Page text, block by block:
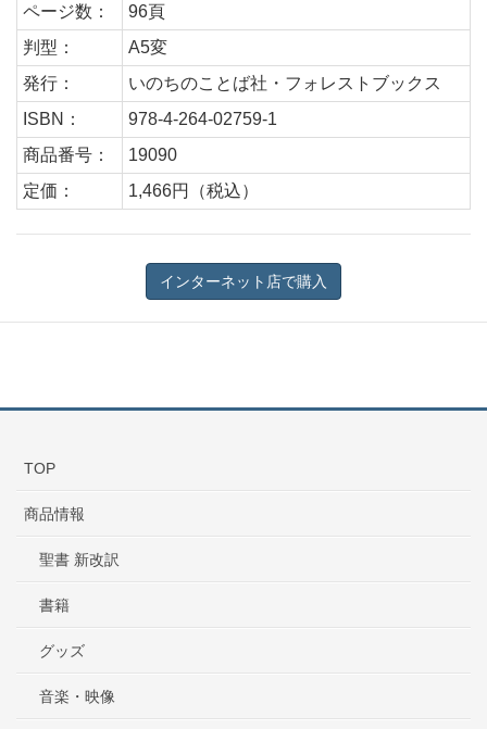
ページ数：
96頁
判型：
A5変
発行：
いのちのことば社・フォレストブックス
ISBN：
978-4-264-02759-1
商品番号：
19090
定価：
1,466円（税込）
TOP
商品情報
聖書 新改訳
書籍
グッズ
音楽・映像